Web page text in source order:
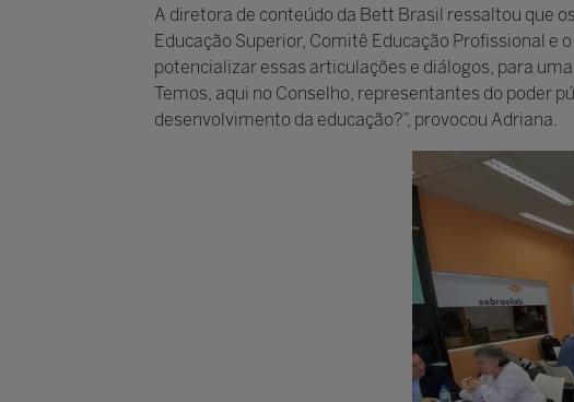
A diretora de conteúdo da Bett Brasil ressaltou que
Educação Superior, Comitê Educação Profissional e
potencializar essas articulações e diálogos, para
Temos, aqui no Conselho, representantes do poder
desenvolvimento da educação?”, provocou Adriana.